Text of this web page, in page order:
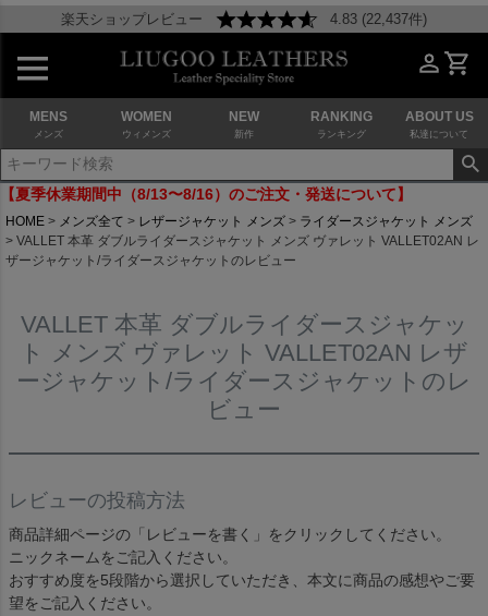
楽天ショップレビュー 4.83 (22,437件)
MENS
メンズ
WOMEN
ウィメンズ
NEW
新作
RANKING
ランキング
ABOUT US
私達について
【夏季休業期間中（8/13〜8/16）のご注文・発送について】
HOME メンズ全て レザージャケット メンズ
ライダースジャケット メンズ
VALLET 本革 ダブルライダースジャケット メンズ ヴァレット VALLET02AN レ
ザージャケット/ライダースジャケットのレビュー
VALLET 本革 ダブルライダースジャケッ
ト メンズ ヴァレット VALLET02AN レザ
ージャケット/ライダースジャケットのレ
ビュー
レビューの投稿方法
商品詳細ページの「レビューを書く」をクリックしてください。
ニックネームをご記入ください。
おすすめ度を5段階から選択していただき、本文に商品の感想やご要
望をご記入ください。